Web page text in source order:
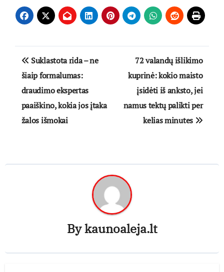
Navigacija
tarp
įrašų
Suklastota rida – ne
šiaip formalumas:
draudimo ekspertas
paaiškino, kokia jos įtaka
žalos išmokai
72 valandų išlikimo
kuprinė: kokio maisto
įsidėti iš anksto, jei
namus tektų palikti per
kelias minutes
Bykaunoaleja.lt